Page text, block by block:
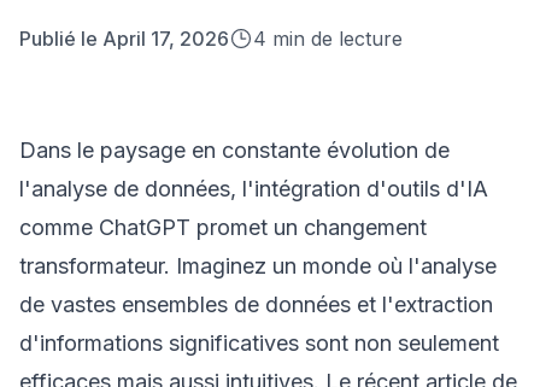
Publié le April 17, 2026 4 min de lecture
Dans le paysage en constante évolution de
l'analyse de données, l'intégration d'outils d'IA
comme ChatGPT promet un changement
transformateur. Imaginez un monde où l'analyse
de vastes ensembles de données et l'extraction
d'informations significatives sont non seulement
efficaces mais aussi intuitives. Le récent article de